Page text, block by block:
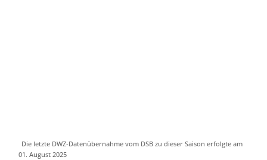
Die letzte DWZ-Datenübernahme vom DSB zu dieser Saison erfolgte am
01. August 2025